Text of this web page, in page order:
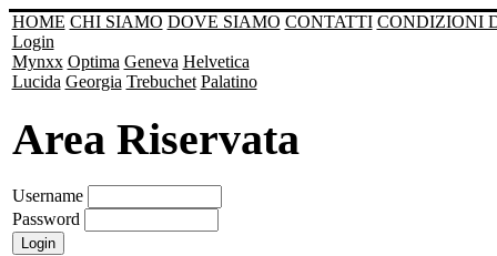
HOME CHI SIAMO DOVE SIAMO CONTATTI CONDIZIONI
Login
Mynxx Optima Geneva Helvetica
Lucida Georgia Trebuchet Palatino
Area Riservata
Username
Password